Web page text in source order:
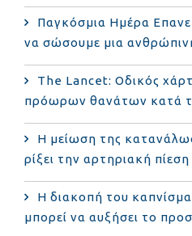
Παγκόσμια Ημέρα
να σώσουμε μια
The Lancet: Οδικός
πρόωρων θανάτων κατά
Η μείωση της
ρίξει την αρτηριακή πίεση
Η διακοπή του
μπορεί να αυξήσει το